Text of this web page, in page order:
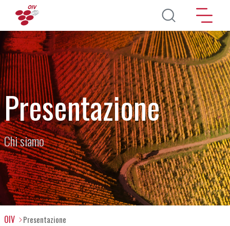
Salta al contenuto principale
Presentazione
Chi siamo
OIV Presentazione